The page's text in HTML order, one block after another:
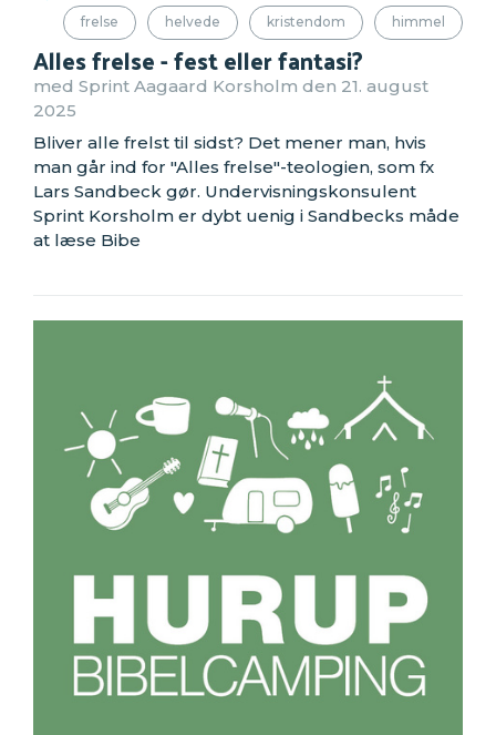
frelse helvede kristendom himmel
Alles frelse - fest eller fantasi?
med Sprint Aagaard Korsholm den 21. august
2025
Bliver alle frelst til sidst? Det mener man, hvis
man går ind for "Alles frelse"-teologien, som fx
Lars Sandbeck gør. Undervisningskonsulent
Sprint Korsholm er dybt uenig i Sandbecks måde
at læse Bibe